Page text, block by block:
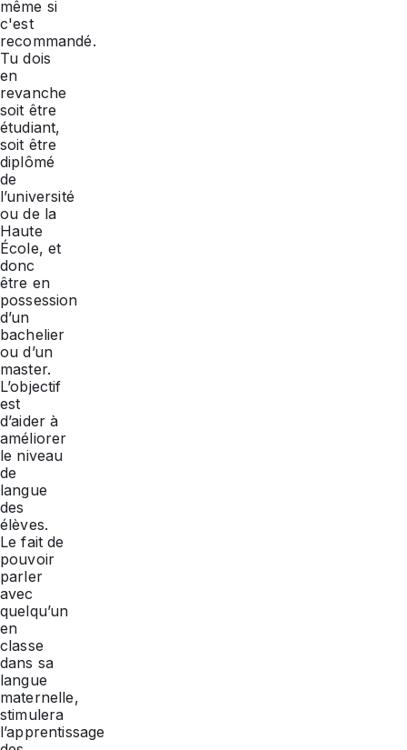
même si
c'est
recommandé.
Tu dois
en
revanche
soit être
étudiant,
soit être
diplômé
de
l’université
ou de la
Haute
École, et
donc
être en
possession
d’un
bachelier
ou d’un
master.
L’objectif
est
d’aider à
améliorer
le niveau
de
langue
des
élèves.
Le fait de
pouvoir
parler
avec
quelqu’un
en
classe
dans sa
langue
maternelle,
stimulera
l’apprentissage